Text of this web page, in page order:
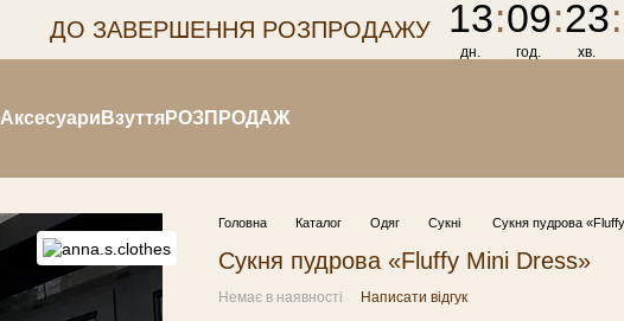
ДО ЗАВЕРШЕННЯ РОЗПРОДАЖУ 13:09:23:
дн. год. хв.
Аксесуари ВзуттяРОЗПРОДАЖ
Головна Каталог Одяг Сукні Сукня пудрова
Сукня пудрова «Fluffy Mini Dress»
Немає в наявності Написати відгук